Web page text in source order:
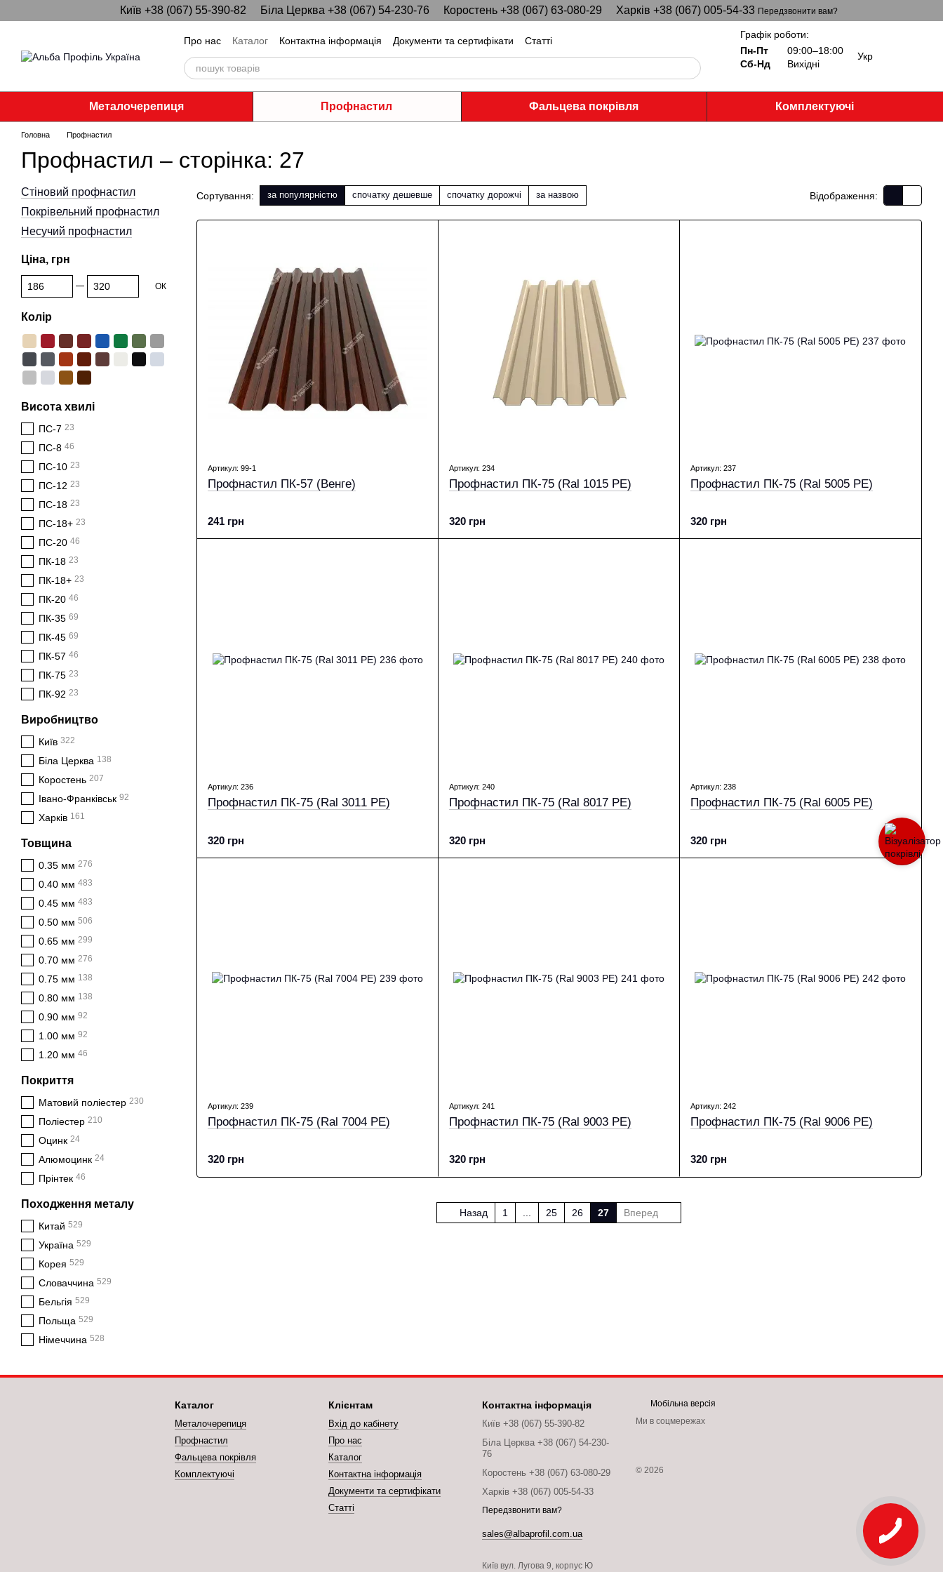
Перейти до основного контентуКиїв +38 (067) 55-390-82 Біла Церква +38 (067) 54-230-76 Коростень +38 (067) 63-080-29 Харків +38 (067) 005-54-33 Передзвонити вам?
Про нас Каталог Контактна інформація Документи та сертифікати Статті
Графік роботи:
Пн-Пт
09:00–18:00
Сб-Нд
Вихідні
Укр
Металочерепиця Профнастил Фальцева покрівля Комплектуючі
Головна Профнастил
Профнастил – сторінка: 27
Сортування: за популярністю спочатку дешевше спочатку дорожчі за назвою Відображення:
Артикул: 99-1
Профнастил ПК-57 (Венге)
241 грн
Артикул: 234
Профнастил ПК-75 (Ral 1015 PE)
320 грн
Артикул: 237
Профнастил ПК-75 (Ral 5005 PE)
320 грн
Артикул: 236
Профнастил ПК-75 (Ral 3011 PE)
320 грн
Артикул: 240
Профнастил ПК-75 (Ral 8017 PE)
320 грн
Артикул: 238
Профнастил ПК-75 (Ral 6005 PE)
320 грн
Артикул: 239
Профнастил ПК-75 (Ral 7004 PE)
320 грн
Артикул: 241
Профнастил ПК-75 (Ral 9003 PE)
320 грн
Артикул: 242
Профнастил ПК-75 (Ral 9006 PE)
320 грн
Назад 1 25 26 27 Вперед
Стіновий профнастил
Покрівельний профнастил
Несучий профнастил
Ціна, грн
Від Ціна, грн
До Ціна, грн ОК
Колір
Висота хвилі
ПС-7 23
ПС-8 46
ПС-10 23
ПС-12 23
ПС-18 23
ПС-18+ 23
ПС-20 46
ПК-18 23
ПК-18+ 23
ПК-20 46
ПК-35 69
ПК-45 69
ПК-57 46
ПК-75 23
ПК-92 23
Виробництво
Київ 322
Біла Церква 138
Коростень 207
Івано-Франківськ 92
Харків 161
Товщина
0.35 мм 276
0.40 мм 483
0.45 мм 483
0.50 мм 506
0.65 мм 299
0.70 мм 276
0.75 мм 138
0.80 мм 138
0.90 мм 92
1.00 мм 92
1.20 мм 46
Покриття
Матовий поліестер 230
Поліестер 210
Оцинк 24
Алюмоцинк 24
Прінтек 46
Походження металу
Китай 529
Україна 529
Корея 529
Словаччина 529
Бельгія 529
Польща 529
Німеччина 528
Каталог
Металочерепиця
Профнастил
Фальцева покрівля
Комплектуючі
Клієнтам
Вхід до кабінету
Про нас
Каталог
Контактна інформація
Документи та сертифікати
Статті
Контактна інформація
Київ +38 (067) 55-390-82
Біла Церква +38 (067) 54-230-
76
Коростень +38 (067) 63-080-29
Харків +38 (067) 005-54-33
Передзвонити вам?
sales@albaprofil.com.ua
Київ вул. Лугова 9, корпус Ю
Мобільна версія
Ми в соцмережах
© 2026